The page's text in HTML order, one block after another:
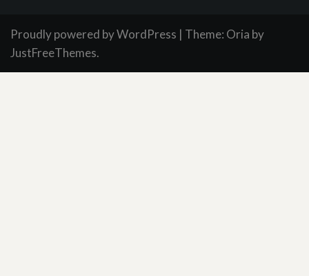
Proudly powered by WordPress | Theme: Oria by
JustFreeThemes.